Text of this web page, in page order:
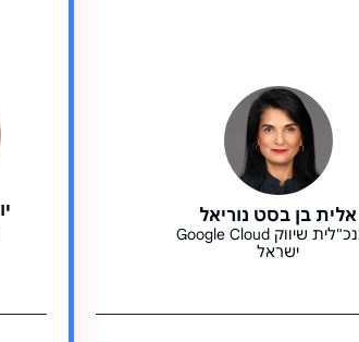
אלית בן בסט נוריאל
סמנכ"לית שיווק Google Cloud
ישראל